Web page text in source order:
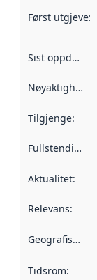
Først utgjeve:
Sist oppdatert
Nøyaktigheit
Tilgjenge:
Fullstendigheit
Aktualitet:
Relevans:
Geografisk område
Tidsrom: